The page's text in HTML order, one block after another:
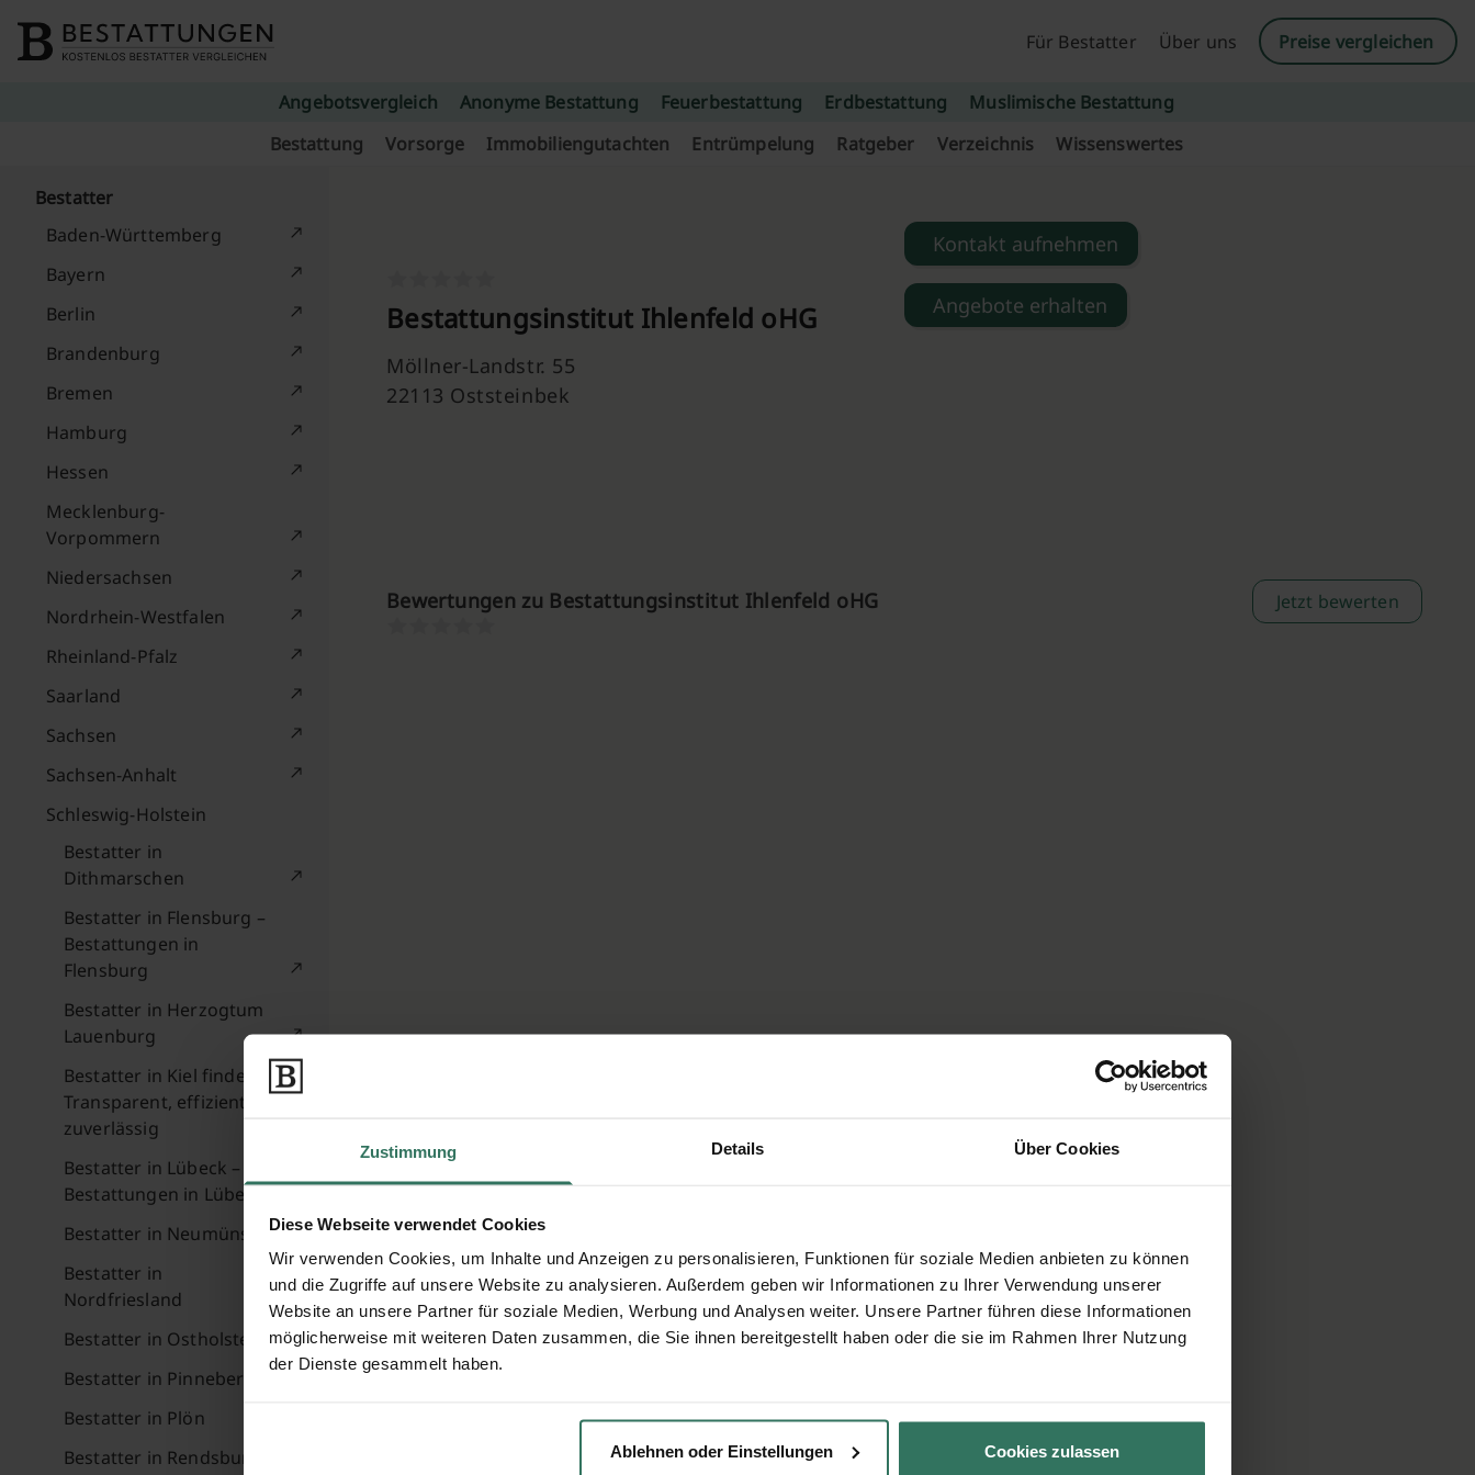
Zustimmung Details Über Cookies
Diese Webseite verwendet Cookies
Wir verwenden Cookies, um Inhalte und Anzeigen zu personalisieren, Funktionen für soziale Medien anbieten zu können
und die Zugriffe auf unsere Website zu analysieren. Außerdem geben wir Informationen zu Ihrer Verwendung unserer
Website an unsere Partner für soziale Medien, Werbung und Analysen weiter. Unsere Partner führen diese Informationen
möglicherweise mit weiteren Daten zusammen, die Sie ihnen bereitgestellt haben oder die sie im Rahmen Ihrer Nutzung
der Dienste gesammelt haben.
Ablehnen oder Einstellungen Cookies zulassen
Für Bestatter
Über uns Preise vergleichen
Angebotsvergleich Anonyme Bestattung Feuerbestattung Erdbestattung
Muslimische Bestattung
Bestattung
Vorsorge Immobiliengutachten Entrümpelung Ratgeber Verzeichnis Wissenswertes
Bestatter
Baden-Württemberg
Bayern
Berlin
Brandenburg
Bremen
Hamburg
Hessen
Mecklenburg-
Vorpommern
Niedersachsen
Nordrhein-Westfalen
Rheinland-Pfalz
Saarland
Sachsen
Sachsen-Anhalt
Schleswig-Holstein
Bestatter in
Dithmarschen
Bestatter in Flensburg –
Bestattungen in
Flensburg
Bestatter in Herzogtum
Lauenburg
Bestatter in Kiel finden
Transparent, effizient &
zuverlässig
Bestatter in Lübeck –
Bestattungen in Lübeck
Bestatter in Neumünster
Bestatter in
Nordfriesland
Bestatter in Ostholstein
Bestatter in Pinneberg
Bestatter in Plön
Bestatter in Rendsburg-
Bestattungsinstitut Ihlenfeld oHG
Möllner-Landstr. 55
22113 Oststeinbek
Kontakt aufnehmen
Angebote erhalten
Bewertungen zu Bestattungsinstitut Ihlenfeld oHG Jetzt bewerten